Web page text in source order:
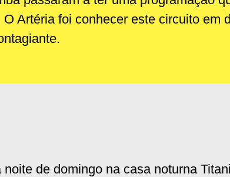
Artéria foi conhecer este circuito em
de domingo na casa noturna